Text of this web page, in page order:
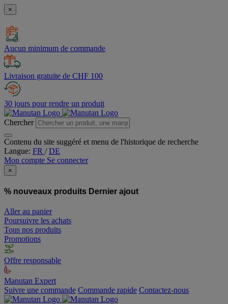
×
Aucun minimum de commande
Livraison gratuite de CHF 100
30 jours pour rendre un produit
Chercher
Contenu du site suggéré et menu de l'historique de recherche
Langue: FR /DE
Mon compte Se connecter
×
% nouveaux produits Dernier ajout
Aller au panier
Poursuivre les achats
Tous nos produits
Promotions
Offre responsable
Manutan Expert
Suivre une commande Commande rapide Contactez-nous